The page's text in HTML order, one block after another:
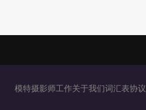
模特摄影师工作关于我们词汇表协议